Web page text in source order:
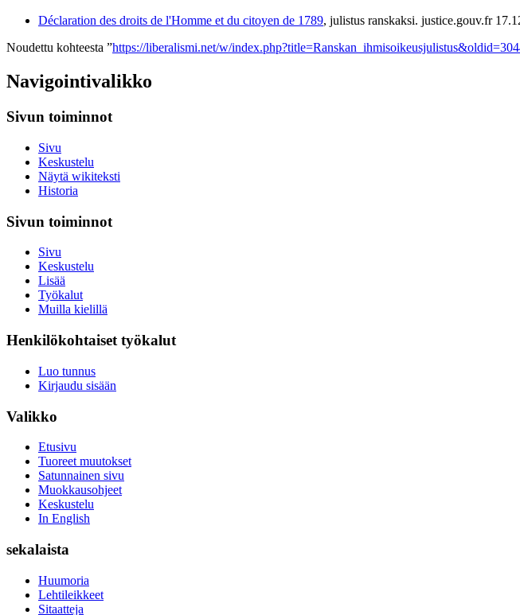
Déclaration des droits de l'Homme et du citoyen de 1789, julistus ranskaksi. justice.gouv.fr
Noudettu kohteesta ”https://liberalismi.net/w/
Navigointivalikko
Sivun toiminnot
Sivu
Keskustelu
Näytä wikiteksti
Historia
Sivun toiminnot
Sivu
Keskustelu
Lisää
Työkalut
Muilla kielillä
Henkilökohtaiset työkalut
Luo tunnus
Kirjaudu sisään
Valikko
Etusivu
Tuoreet muutokset
Satunnainen sivu
Muokkausohjeet
Keskustelu
In English
sekalaista
Huumoria
Lehtileikkeet
Sitaatteja